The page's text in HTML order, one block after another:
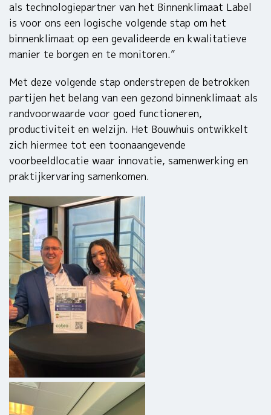
als technologiepartner van het Binnenklimaat Label
is voor ons een logische volgende stap om het
binnenklimaat op een gevalideerde en kwalitatieve
manier te borgen en te monitoren.”
Met deze volgende stap onderstrepen de betrokken
partijen het belang van een gezond binnenklimaat als
randvoorwaarde voor goed functioneren,
productiviteit en welzijn. Het Bouwhuis ontwikkelt
zich hiermee tot een toonaangevende
voorbeeldlocatie waar innovatie, samenwerking en
praktijkervaring samenkomen.